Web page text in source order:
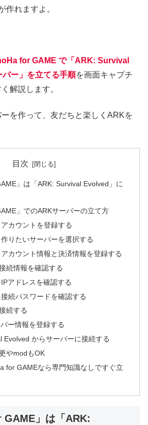
作れますよ。
for GAME で「ARK: Survival
ー」を立てる手順を画面キャプチ
解説します。
を作って、友だちと楽しくARKを
目次
」は「ARK: Survival Evolved」に
」でのARKサーバーの立て方
カウントを登録する
りたいサーバーを選択する
カウント情報と決済情報を登録する
続情報を確認する
アドレスを確認する
続パスワードを確認する
続する
ー情報を登録する
Evolved からサーバーに接続する
やmodもOK
for GAMEなら専門知識なしですぐ立
GAME」は「ARK: